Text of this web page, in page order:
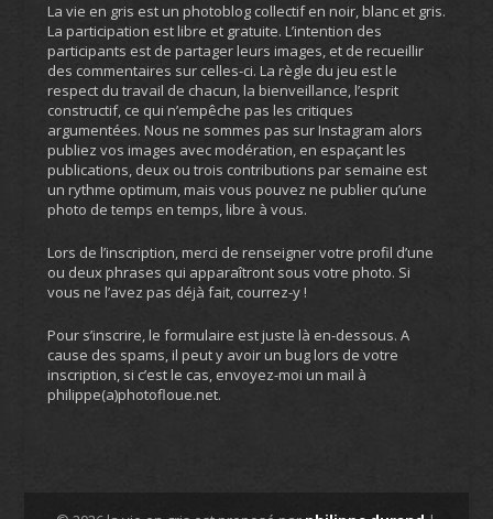
La vie en gris est un photoblog collectif en noir, blanc et gris.
La participation est libre et gratuite. L’intention des
participants est de partager leurs images, et de recueillir
des commentaires sur celles-ci. La règle du jeu est le
respect du travail de chacun, la bienveillance, l’esprit
constructif, ce qui n’empêche pas les critiques
argumentées. Nous ne sommes pas sur Instagram alors
publiez vos images avec modération, en espaçant les
publications, deux ou trois contributions par semaine est
un rythme optimum, mais vous pouvez ne publier qu’une
photo de temps en temps, libre à vous.
Lors de l’inscription, merci de renseigner votre profil d’une
ou deux phrases qui apparaîtront sous votre photo. Si
vous ne l’avez pas déjà fait, courrez-y !
Pour s’inscrire, le formulaire est juste là en-dessous. A
cause des spams, il peut y avoir un bug lors de votre
inscription, si c’est le cas, envoyez-moi un mail à
philippe(a)photofloue.net.